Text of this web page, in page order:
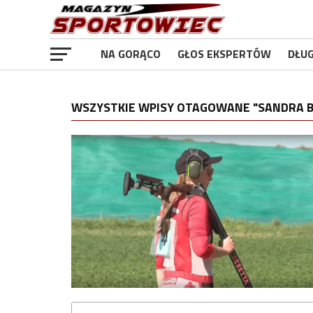
NA GORĄCO GŁOS EKSPERTÓW
WSZYSTKIE WPISY OTAGOWANE "SANDRA